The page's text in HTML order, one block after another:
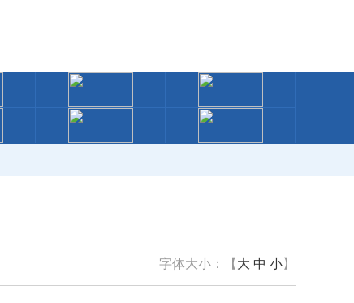
字体大小：【 大 中 小】